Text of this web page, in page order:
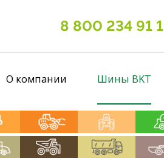
8 800 234 91
О компании Шины BKT